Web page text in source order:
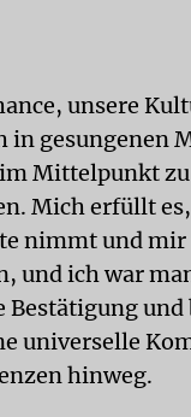
unsere
gesungenen
Mittelpunkt
Mich erfüllt
nimmt und
und ich war
Bestätigung
universelle
hinweg.